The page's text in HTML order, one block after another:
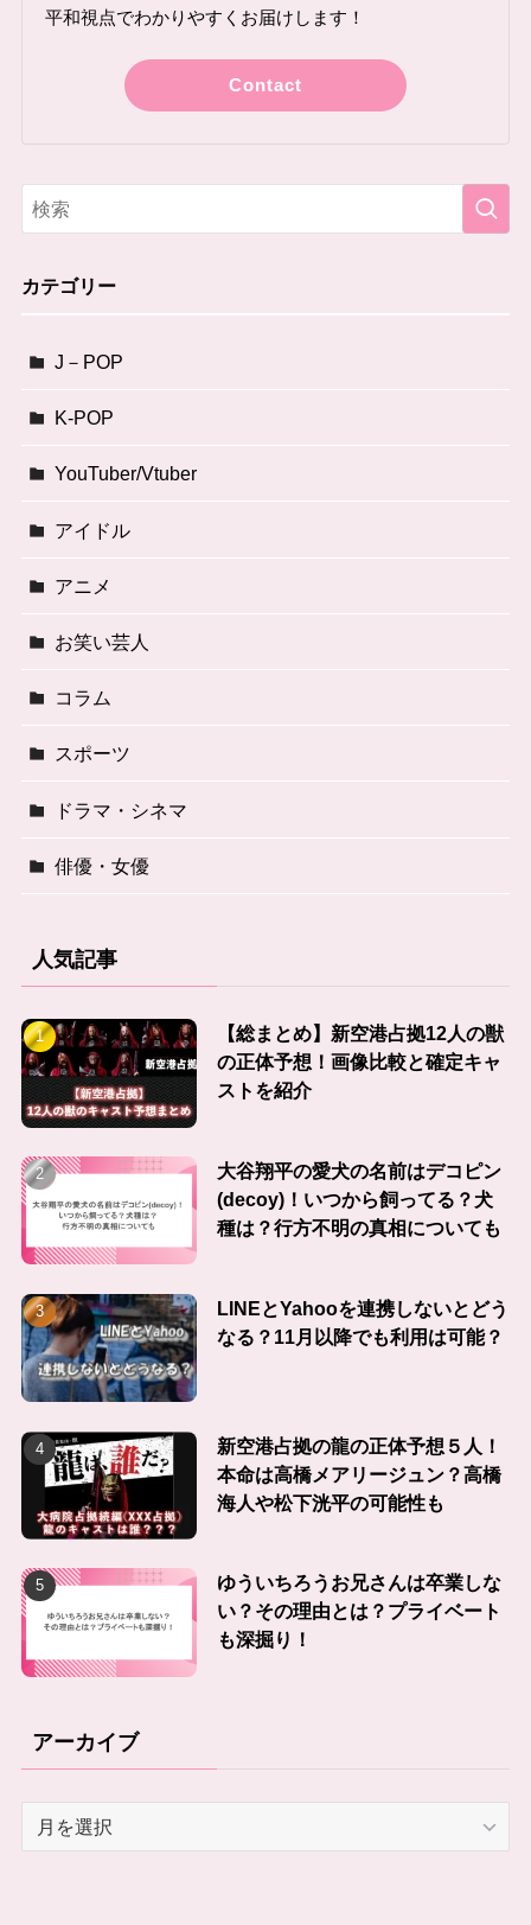
平和視点でわかりやすくお届けします！
Contact
カテゴリー
J－POP
K-POP
YouTuber/Vtuber
アイドル
アニメ
お笑い芸人
コラム
スポーツ
ドラマ・シネマ
俳優・女優
人気記事
【総まとめ】新空港占拠12人の獣
の正体予想！画像比較と確定キャ
ストを紹介
大谷翔平の愛犬の名前はデコピン
(decoy)！いつから飼ってる？犬
種は？行方不明の真相についても
LINEとYahooを連携しないとどう
なる？11月以降でも利用は可能？
新空港占拠の龍の正体予想５人！
本命は高橋メアリージュン？高橋
海人や松下洸平の可能性も
ゆういちろうお兄さんは卒業しな
い？その理由とは？プライベート
も深掘り！
アーカイブ